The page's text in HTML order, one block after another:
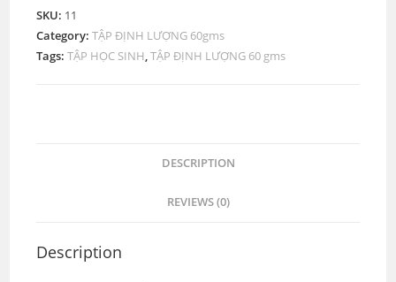
SKU: 11
Category:TẬP ĐỊNH LƯỢNG 60gms
Tags:TẬP HỌC SINH,TẬP ĐỊNH LƯỢNG 60 gms
DESCRIPTION
REVIEWS (0)
Description